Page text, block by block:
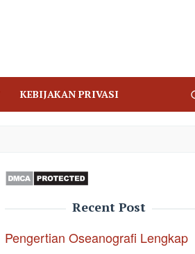
KEBIJAKAN PRIVASI
Recent Post
Pengertian Oseanografi Lengkap